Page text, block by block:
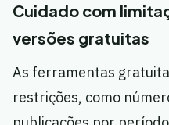
Cuidado com
versões gratuitas
As ferramentas
restrições, como